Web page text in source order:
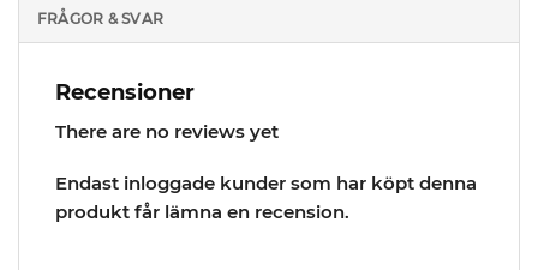
FRÅGOR & SVAR
Recensioner
There are no reviews yet
Endast inloggade kunder som har köpt denna
produkt får lämna en recension.